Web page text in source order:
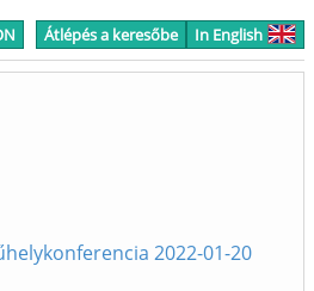
Átlépés a keresőbe In English
2022-01-20